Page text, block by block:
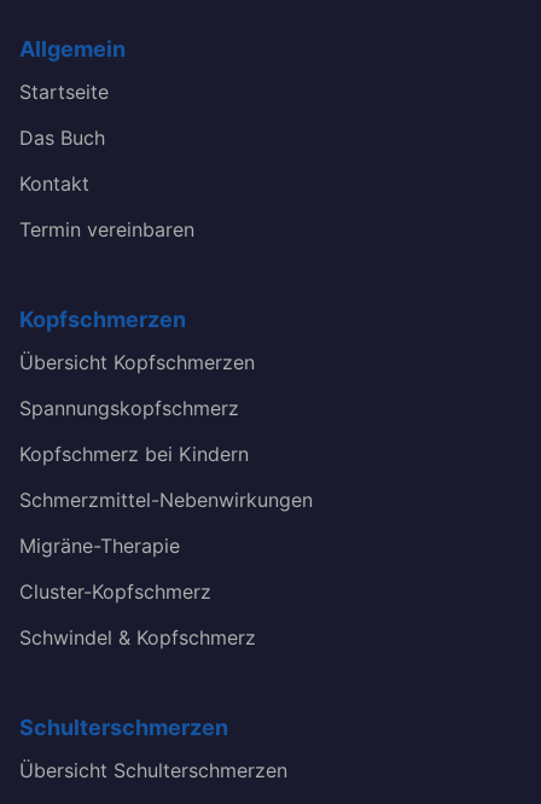
Allgemein
Startseite
Das Buch
Kontakt
Termin vereinbaren
Kopfschmerzen
Übersicht Kopfschmerzen
Spannungskopfschmerz
Kopfschmerz bei Kindern
Schmerzmittel-Nebenwirkungen
Migräne-Therapie
Cluster-Kopfschmerz
Schwindel & Kopfschmerz
Schulterschmerzen
Übersicht Schulterschmerzen